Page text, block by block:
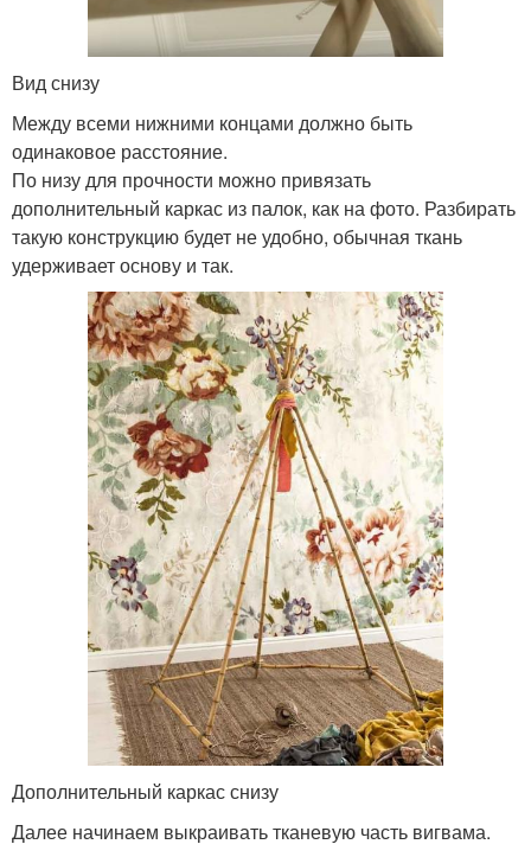
Вид снизу
Между всеми нижними концами должно быть
одинаковое расстояние.
По низу для прочности можно привязать
дополнительный каркас из палок, как на фото. Разбирать
такую конструкцию будет не удобно, обычная ткань
удерживает основу и так.
Дополнительный каркас снизу
Далее начинаем выкраивать тканевую часть вигвама.